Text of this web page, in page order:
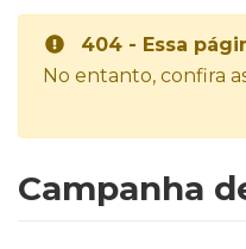
404 - Essa
No entanto, confira
Campanha